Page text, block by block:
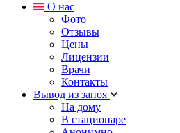
О нас
Фото
Отзывы
Цены
Лицензии
Врачи
Контакты
Вывод из запоя
На дому
В стационаре